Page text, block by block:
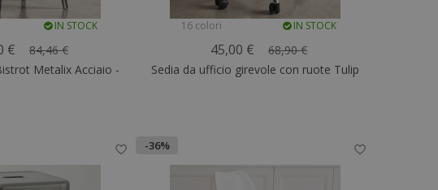
IN STOCK
€
84,46 €
Metalix Acciaio -
16 colori IN STOCK
45,00 €
68,90 €
Sedia da ufficio girevole con ruote Tulip
-36%